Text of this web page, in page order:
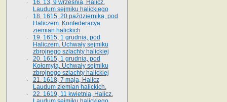
16. 13, 9 września, Halicz.
Laudum sejmiku halickiego
18. 1615, 20 października, pod
Haliczem. Konfederacya
ziemian halickich
19. 1615, 1 grudnia, pod
Haliczem. Uchwały sejmiku
zbrojnego szlachty halickiej
20. 1615, 1 grudnia, pod
Kołomyją. Uchwały sejmiku
zbrojnego szlachty halickiej
21. 1618, 7 maja, Halicz
Laudum ziemian halickich.
22. 1619, 11 kwietnia, Halicz.